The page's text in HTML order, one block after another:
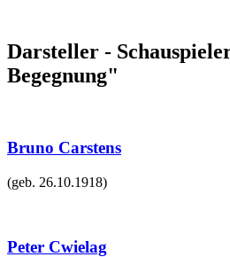
Darsteller -
Begegnung"
Bruno Carstens
(geb. 26.10.1918)
Peter Cwielag